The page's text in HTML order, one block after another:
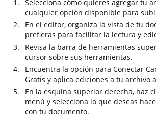
Selecciona cómo quieres agregar tu
cualquier opción disponible para
En el editor, organiza la vista de tu
prefieras para facilitar la lectura y
Revisa la barra de herramientas
cursor sobre sus herramientas.
Encuentra la opción para Conectar
Gratis y aplica ediciones a tu archivo
En la esquina superior derecha, haz
menú y selecciona lo que deseas
con tu documento.